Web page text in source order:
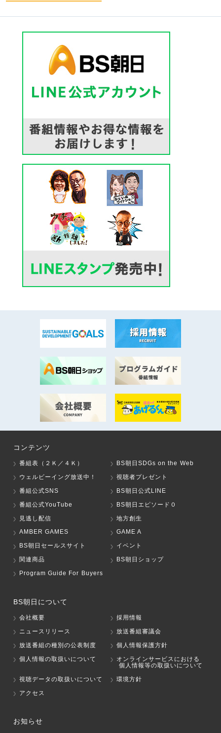
コンテンツ
番組表（２Ｋ／４Ｋ）
BS朝日SDGs on the Web
ウェルビーイング放送中！
視聴者プレゼント
番組公式SNS
BS朝日公式LINE
番組公式YouTube
BS朝日エピソード０
見逃し配信
地方創生
AMBER GAMES
GAME A
BS朝日セールスサイト
イベント
関連商品
BS朝日ショップ
Program Guide For Buyers
BS朝日について
会社概要
採用情報
ニュースリリース
放送番組審議会
放送番組の種別の公表制度
個人情報保護方針
個人情報の取扱いについて
オンラインサービスにおける
個人情報等の取扱いについて
視聴データの取扱いについて
環境方針
アクセス
お知らせ